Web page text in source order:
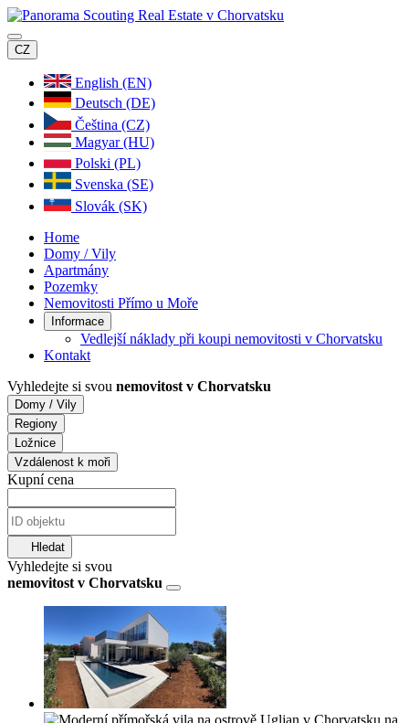
CZ
English (EN)
Deutsch (DE)
Čeština (CZ)
Magyar (HU)
Polski (PL)
Svenska (SE)
Slovák (SK)
Home
Domy / Vily
Apartmány
Pozemky
Nemovitosti Přímo u Moře
Informace
Vedlejší náklady při koupi nemovitosti v Chorvatsku
Kontakt
Vyhledejte si svou nemovitost v Chorvatsku
Domy / Vily
Regiony
Ložnice
Vzdálenost k moři
Kupní cena
Hledat
Vyhledejte si svou
nemovitost v Chorvatsku